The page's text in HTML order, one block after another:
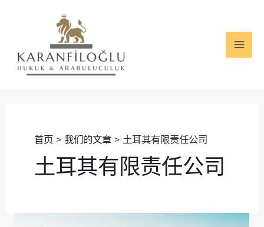
首页 我们的文章 土耳其有限责任公司
土耳其有限责任公司